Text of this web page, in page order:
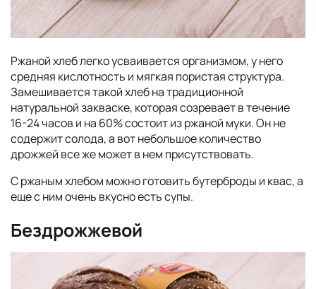
Ржаной хлеб легко усваивается организмом, у него
средняя кислотность и мягкая пористая структура.
Замешивается такой хлеб на традиционной
натуральной закваске, которая созревает в течение
16-24 часов и на 60% состоит из ржаной муки. Он не
содержит солода, а вот небольшое количество
дрожжей все же может в нем присутствовать.
С ржаным хлебом можно готовить бутерброды и квас, а
еще с ним очень вкусно есть супы.
Бездрожжевой